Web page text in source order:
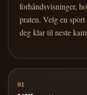
forhåndsvisninger,
praten. Velg en
deg klar til neste
01